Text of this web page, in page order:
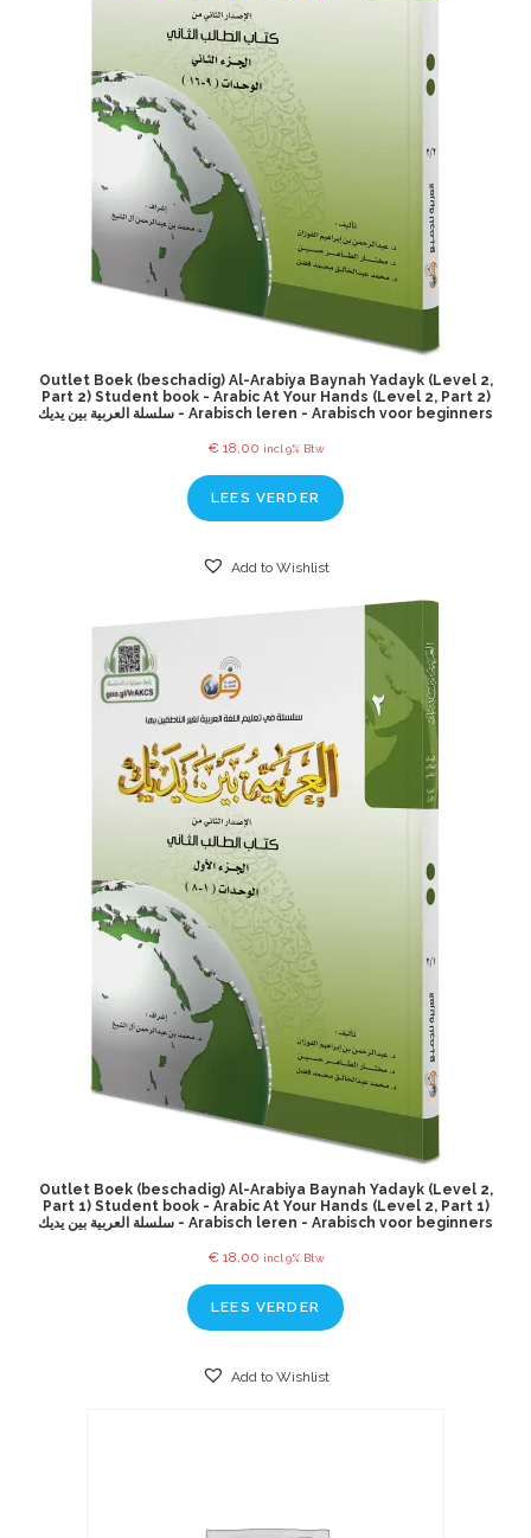
Outlet Boek (beschadig) Al-Arabiya Baynah Yadayk (Level 2,
Part 2) Student book - Arabic At Your Hands (Level 2, Part 2)
سلسلة العربية بين يديك - Arabisch leren - Arabisch voor beginners
€18,00 incl 9% Btw
LEES VERDER
Add to Wishlist
Outlet Boek (beschadig) Al-Arabiya Baynah Yadayk (Level 2,
Part 1) Student book - Arabic At Your Hands (Level 2, Part 1)
سلسلة العربية بين يديك - Arabisch leren - Arabisch voor beginners
€18,00 incl 9% Btw
LEES VERDER
Add to Wishlist